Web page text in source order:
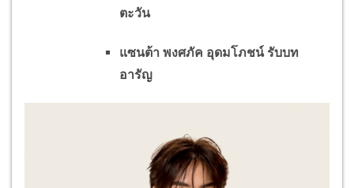
ตะวัน
แซนต้า พงศภัค อุดมโภชน์ รับบท
อารัญ